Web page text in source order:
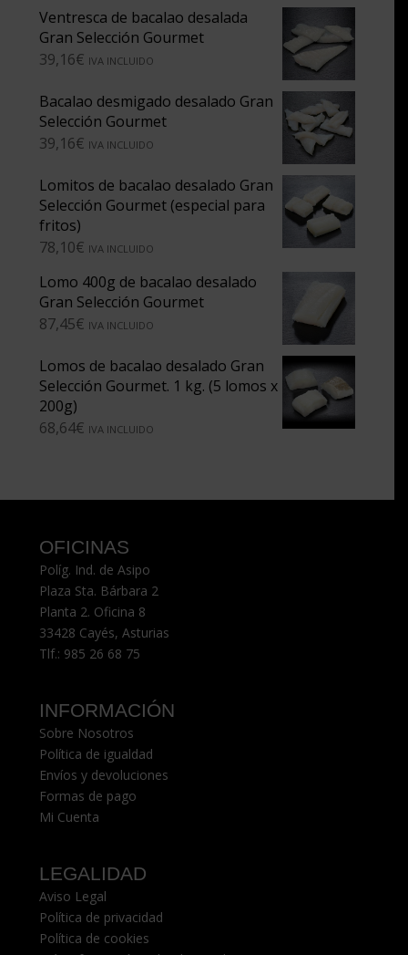
Ventresca de bacalao desalada
Gran Selección Gourmet
39,16€ IVA INCLUIDO
Bacalao desmigado desalado Gran
Selección Gourmet
39,16€ IVA INCLUIDO
Lomitos de bacalao desalado Gran
Selección Gourmet (especial para
fritos)
78,10€ IVA INCLUIDO
Lomo 400g de bacalao desalado
Gran Selección Gourmet
87,45€ IVA INCLUIDO
Lomos de bacalao desalado Gran
Selección Gourmet. 1 kg. (5 lomos x
200g)
68,64€ IVA INCLUIDO
OFICINAS
Políg. Ind. de Asipo
Plaza Sta. Bárbara 2
Planta 2. Oficina 8
33428 Cayés, Asturias
Tlf.: 985 26 68 75
INFORMACIÓN
Sobre Nosotros
Política de igualdad
Envíos y devoluciones
Formas de pago
Mi Cuenta
LEGALIDAD
Aviso Legal
Política de privacidad
Política de cookies